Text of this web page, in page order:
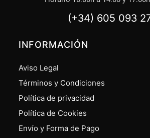
(+34) 605 093
INFORMACIÓN
Aviso Legal
Términos y Condiciones
Política de privacidad
Política de Cookies
Envío y Forma de Pago